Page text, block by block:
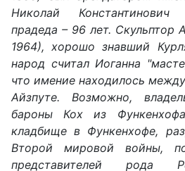
Николай Константинович
прадеда – 96 лет. Скульптор
1964), хорошо знавший
народ считал Иоганна
что имение находилось
Айзпуте. Возможно,
бароны Кох из
кладбище в Функенхофе,
Второй мировой войны,
представителей рода